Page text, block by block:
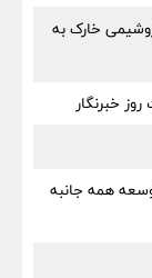
خارک به
خبرنگار
همه جانبه